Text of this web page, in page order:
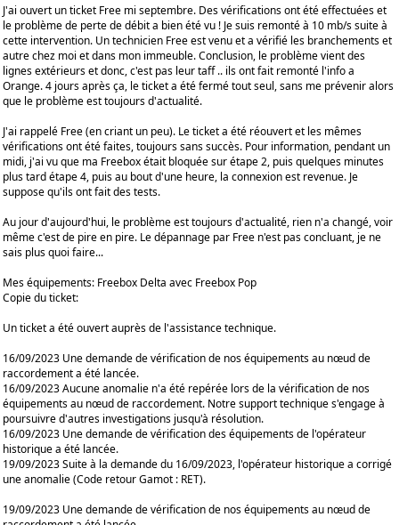
J'ai ouvert un ticket Free mi septembre. Des vérifications ont été effectuées et
le problème de perte de débit a bien été vu ! Je suis remonté à 10 mb/s suite à
cette intervention. Un technicien Free est venu et a vérifié les branchements et
autre chez moi et dans mon immeuble. Conclusion, le problème vient des
lignes extérieurs et donc, c'est pas leur taff .. ils ont fait remonté l'info a
Orange. 4 jours après ça, le ticket a été fermé tout seul, sans me prévenir alors
que le problème est toujours d'actualité.
J'ai rappelé Free (en criant un peu). Le ticket a été réouvert et les mêmes
vérifications ont été faites, toujours sans succès. Pour information, pendant un
midi, j'ai vu que ma Freebox était bloquée sur étape 2, puis quelques minutes
plus tard étape 4, puis au bout d'une heure, la connexion est revenue. Je
suppose qu'ils ont fait des tests.
Au jour d'aujourd'hui, le problème est toujours d'actualité, rien n'a changé, voir
même c'est de pire en pire. Le dépannage par Free n'est pas concluant, je ne
sais plus quoi faire...
Mes équipements: Freebox Delta avec Freebox Pop
Copie du ticket:
Un ticket a été ouvert auprès de l'assistance technique.
16/09/2023 Une demande de vérification de nos équipements au nœud de
raccordement a été lancée.
16/09/2023 Aucune anomalie n'a été repérée lors de la vérification de nos
équipements au nœud de raccordement. Notre support technique s'engage à
poursuivre d'autres investigations jusqu'à résolution.
16/09/2023 Une demande de vérification des équipements de l'opérateur
historique a été lancée.
19/09/2023 Suite à la demande du 16/09/2023, l'opérateur historique a corrigé
une anomalie (Code retour Gamot : RET).
19/09/2023 Une demande de vérification de nos équipements au nœud de